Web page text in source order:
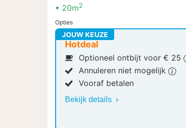
20m2
Opties
JOUW KEUZE
Hotdeal
Optioneel ontbijt voor € 25
Annuleren niet mogelijk
Vooraf betalen
Bekijk details